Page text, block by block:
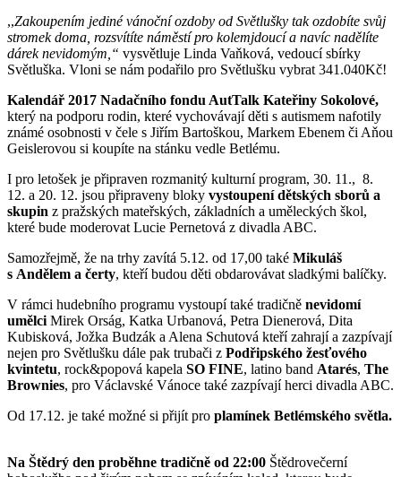
,,Zakoupením jediné vánoční ozdoby od Světlušky tak ozdobíte svůj
stromek doma, rozsvítíte náměstí pro kolemjdoucí a navíc nadělíte
dárek nevidomým,“ vysvětluje Linda Vaňková, vedoucí sbírky
Světluška. Vloni se nám podařilo pro Světlušku vybrat 341.040Kč!
Kalendář 2017 Nadačního fondu AutTalk Kateřiny Sokolové,
který na podporu rodin, které vychovávají děti s autismem nafotily
známé osobnosti v čele s Jiřím Bartoškou, Markem Ebenem či Aňou
Geislerovou si koupíte na stánku vedle Betlému.
I pro letošek je připraven rozmanitý kulturní program, 30. 11., 8.
12. a 20. 12. jsou připraveny bloky vystoupení dětských sborů a
skupin z pražských mateřských, základních a uměleckých škol,
které bude moderovat Lucie Pernetová z divadla ABC.
Samozřejmě, že na trhy zavítá 5.12. od 17,00 také Mikuláš
s Andělem a čerty, kteří budou děti obdarovávat sladkými balíčky.
V rámci hudebního programu vystoupí také tradičně nevidomí
umělciMirek Orság, Katka Urbanová, Petra Dienerová, Dita
Kubisková, Jožka Budzák a Alena Schutová kteří zahrají a zazpívají
nejen pro Světlušku dále pak trubači z Podřipského žesťového
kvintetu, rock&popová kapela SO FINE, latino band Atarés, The
Brownies, pro Václavské Vánoce také zazpívají herci divadla ABC.
Od 17.12. je také možné si přijít pro plamínek Betlémského světla.
Na Štědrý den proběhne tradičně od 22:00 Štědrovečerní